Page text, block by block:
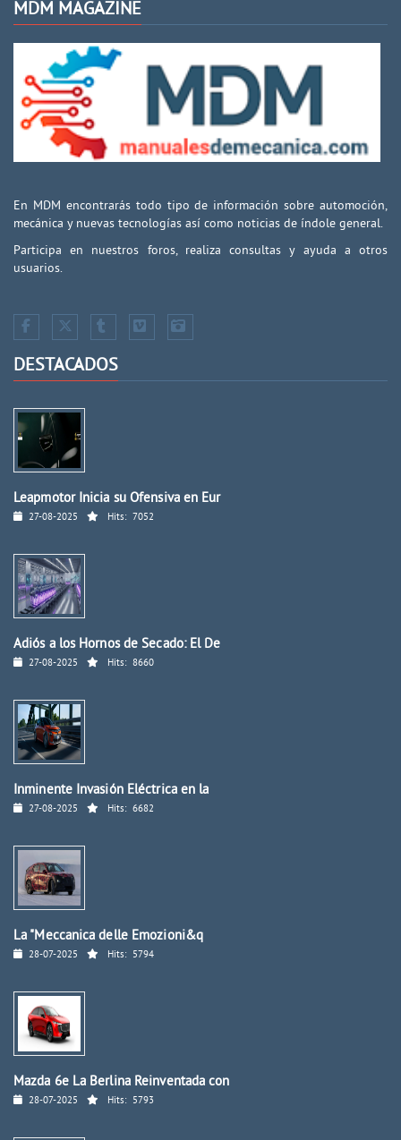
MDM MAGAZINE
En MDM encontrarás todo tipo de información sobre automoción,
mecánica y nuevas tecnologías así como noticias de índole general.
Participa en nuestros foros, realiza consultas y ayuda a otros
usuarios.
DESTACADOS
Leapmotor Inicia su Ofensiva en Eur
27-08-2025 Hits: 7052
Adiós a los Hornos de Secado: El De
27-08-2025 Hits: 8660
Inminente Invasión Eléctrica en la
27-08-2025 Hits: 6682
La "Meccanica delle Emozioni&q
28-07-2025 Hits: 5794
Mazda 6e La Berlina Reinventada con
28-07-2025 Hits: 5793